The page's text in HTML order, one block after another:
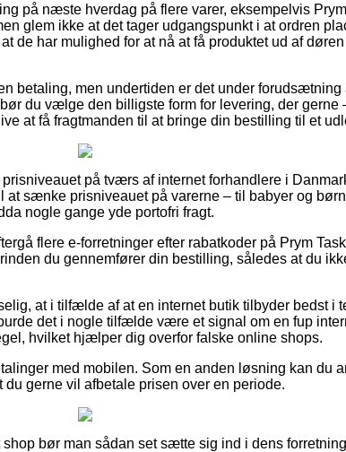
på næste hverdag på flere varer, eksempelvis
glem ikke at det tager udgangspunkt i at ordren
de har mulighed for at nå at få produktet ud af
betaling, men undertiden er det under forudsætning
du vælge den billigste form for levering, der gerne
at få fragtmanden til at bringe din bestilling til et
på tværs af internet forhandlere i
at sænke prisniveauet på varerne – til babyer og
nogle gange yde portofri fragt.
flere e-forretninger efter rabatkoder på Prym
du gennemfører din bestilling, således at du
at i tilfælde af at en internet butik tilbyder bedst i
det i nogle tilfælde være et signal om en fup
hvilket hjælper dig overfor falske online shops.
med mobilen. Som en anden løsning kan du
gerne vil afbetale prisen over en periode.
bør man sådan set sætte sig ind i dens